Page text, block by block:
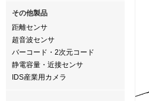
その他製品
距離センサ
超音波センサ
バーコード・2次元コード
静電容量・近接センサ
IDS産業用カメラ